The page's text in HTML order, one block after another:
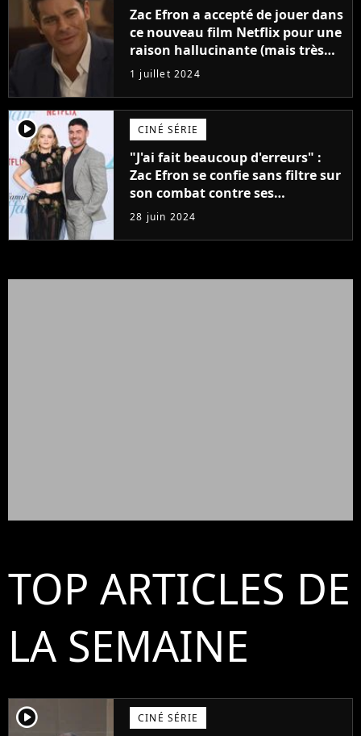
Zac Efron a accepté de jouer dans
ce nouveau film Netflix pour une
raison hallucinante (mais très
drôle)
1 juillet 2024
player2 CINÉ SÉRIE
"J'ai fait beaucoup d'erreurs" :
Zac Efron se confie sans filtre sur
son combat contre ses
addictions
28 juin 2024
TOP ARTICLES DE
LA SEMAINE
player2 CINÉ SÉRIE